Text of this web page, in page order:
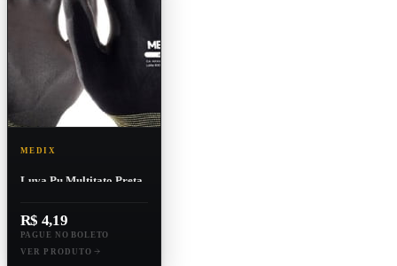
MEDIX
Luva Pu Multitato Preta
R$ 4,19
PAGUE NO BOLETO
VER PRODUTO